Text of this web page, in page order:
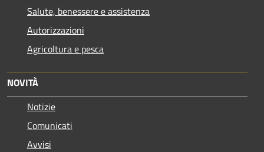
Salute, benessere e assistenza
Autorizzazioni
Agricoltura e pesca
NOVITÀ
Notizie
Comunicati
Avvisi